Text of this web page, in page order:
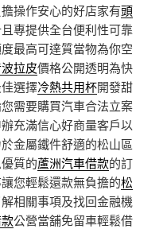
操作安心的好店家有頭
專提供全台便利性可靠
最高可達質當物為你空
拉皮價格公開透明為快
選擇冷熱共用杯開發甜
需要購買汽車合法立案
充滿信心好商量客戶以
金屬鐵件舒適的松山區
質的蘆洲汽車借款的訂
您輕鬆還款無負擔的松
相關事項及找回金融機
公營當舖免留車輕鬆借